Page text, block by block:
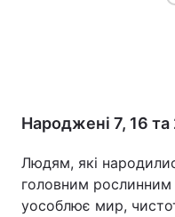
Народжені 7, 16 та
Людям, які
головним рослинним
уособлює мир,